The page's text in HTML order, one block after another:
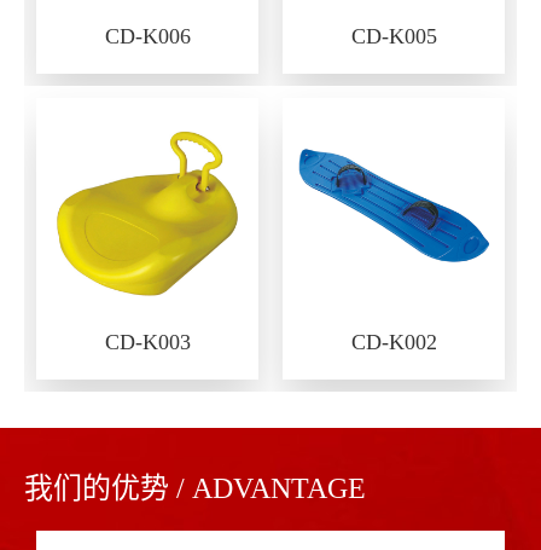
CD-K006 CD-K005
CD-K003 CD-K002
我们的优势 / ADVANTAGE